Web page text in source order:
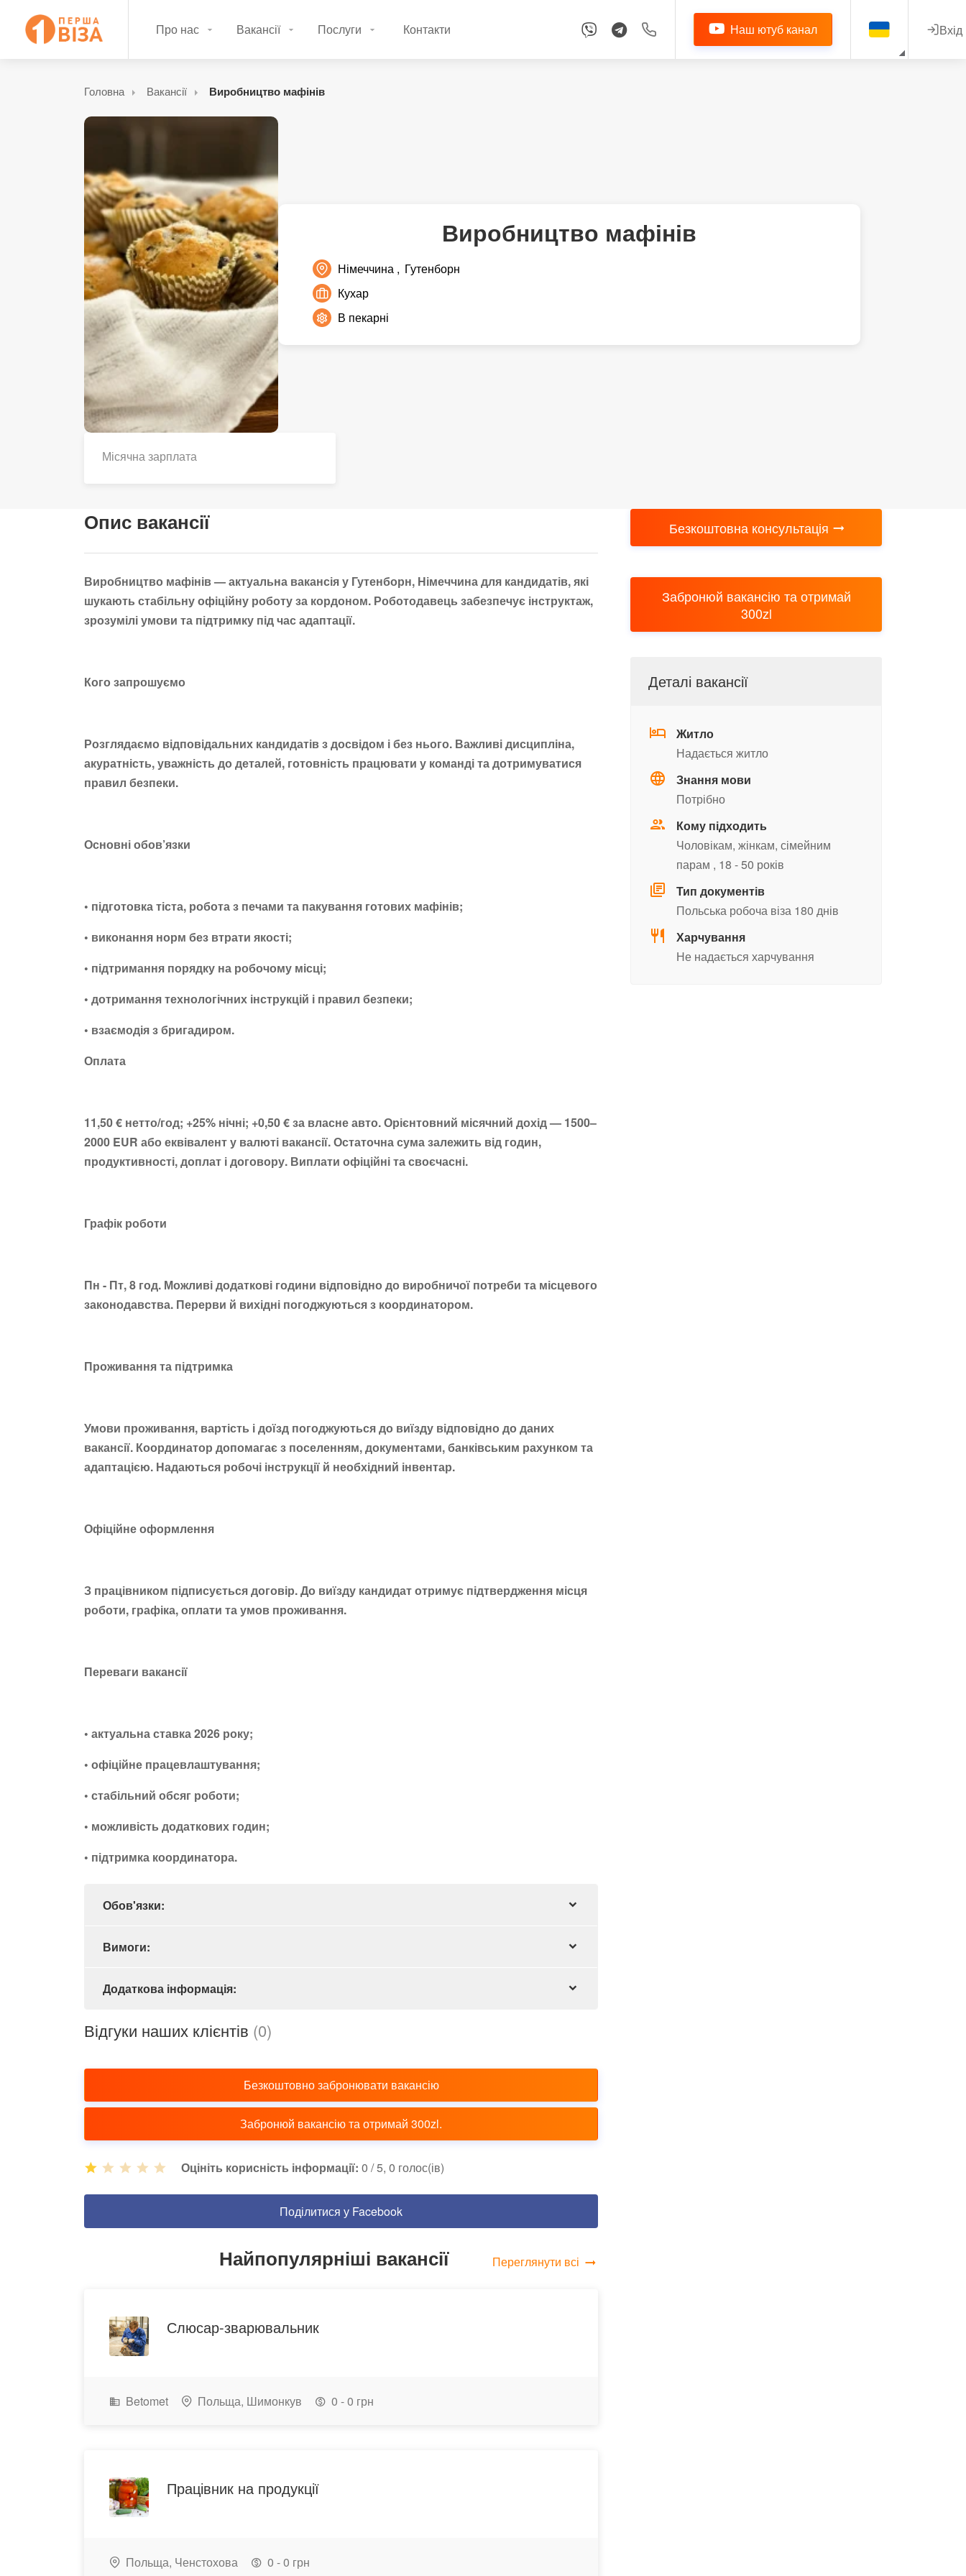
Про нас Вакансії Послуги Контакти Наш ютуб канал Вхід
Головна Вакансії Виробництво мафінів
Виробництво мафінів
Німеччина
Гутенборн
Кухар
В пекарні
Місячна зарплата
Опис вакансії
Виробництво мафінів — актуальна вакансія у Гутенборн, Німеччина для кандидатів, які
шукають стабільну офіційну роботу за кордоном. Роботодавець забезпечує інструктаж,
зрозумілі умови та підтримку під час адаптації.
Кого запрошуємо
Розглядаємо відповідальних кандидатів з досвідом і без нього. Важливі дисципліна,
акуратність, уважність до деталей, готовність працювати у команді та дотримуватися
правил безпеки.
Основні обов’язки
• підготовка тіста, робота з печами та пакування готових мафінів;
• виконання норм без втрати якості;
• підтримання порядку на робочому місці;
• дотримання технологічних інструкцій і правил безпеки;
• взаємодія з бригадиром.
Оплата
11,50 € нетто/год; +25% нічні; +0,50 € за власне авто. Орієнтовний місячний дохід — 1500–
2000 EUR або еквівалент у валюті вакансії. Остаточна сума залежить від годин,
продуктивності, доплат і договору. Виплати офіційні та своєчасні.
Графік роботи
Пн - Пт, 8 год. Можливі додаткові години відповідно до виробничої потреби та місцевого
законодавства. Перерви й вихідні погоджуються з координатором.
Проживання та підтримка
Умови проживання, вартість і доїзд погоджуються до виїзду відповідно до даних
вакансії. Координатор допомагає з поселенням, документами, банківським рахунком та
адаптацією. Надаються робочі інструкції й необхідний інвентар.
Офіційне оформлення
З працівником підписується договір. До виїзду кандидат отримує підтвердження місця
роботи, графіка, оплати та умов проживання.
Переваги вакансії
• актуальна ставка 2026 року;
• офіційне працевлаштування;
• стабільний обсяг роботи;
• можливість додаткових годин;
• підтримка координатора.
Обов'язки:
Вимоги:
Додаткова інформація:
Відгуки наших клієнтів (0)
Безкоштовно забронювати вакансію
Забронюй вакансію та отримай 300zl.
Оцініть корисність інформації: 0 / 5, 0 голос(ів)
Поділитися у Facebook
Найпопулярніші вакансії Переглянути всі
Слюсар-зварювальник
Betomet Польща, Шимонкув 0 - 0 грн
Працівник на продукції
Польща, Ченстохова 0 - 0 грн
Безкоштовна консультація
Забронюй вакансію та отримай
300zl
Деталі вакансії
Житло
Надається житло
Знання мови
Потрібно
Кому підходить
Чоловікам, жінкам, сімейним
парам , 18 - 50 років
Тип документів
Польська робоча віза 180 днів
Харчування
Не надається харчування